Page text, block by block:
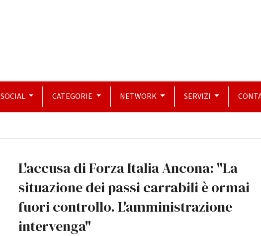
SOCIAL CATEGORIE NETWORK SERVIZI
L'accusa di Forza Italia Ancona: "La
situazione dei passi carrabili è ormai
fuori controllo. L'amministrazione
intervenga"